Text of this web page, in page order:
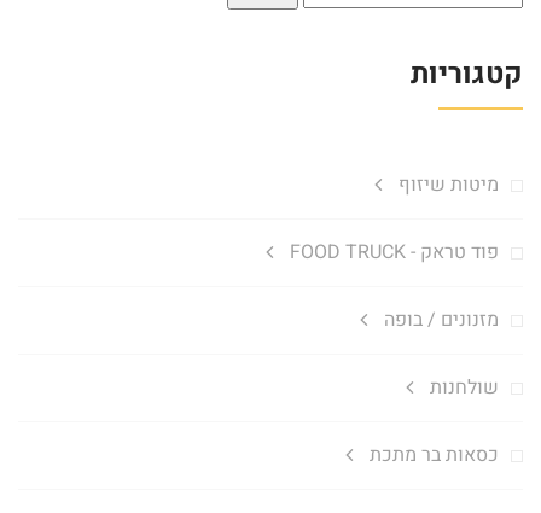
עבור:
קטגוריות
מיטות שיזוף
פוד טראק - FOOD TRUCK
מזנונים / בופה
שולחנות
כסאות בר מתכת